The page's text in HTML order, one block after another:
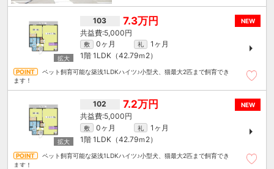
NEW
103 7.3万円
5,000円
敷 0ヶ月 礼
1ヶ月
1階 1LDK（42.79ｍ 2）
ペット飼育可能な築浅1LDKハイツ♪小型犬、猫最大2匹まで飼育でき
ます！
NEW
102 7.2万円
5,000円
敷 0ヶ月 礼
1ヶ月
1階 1LDK（42.79ｍ 2）
ペット飼育可能な築浅1LDKハイツ♪小型犬、猫最大2匹まで飼育でき
ます！